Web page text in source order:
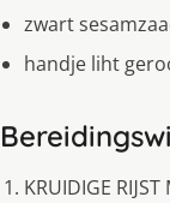
zwart
handje liht
KRUIDIGE